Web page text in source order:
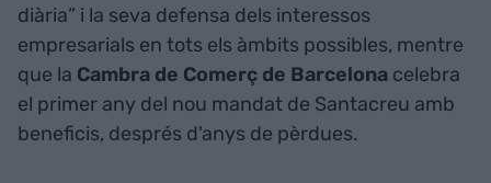
diària” i la seva defensa dels interessos
empresarials en tots els àmbits possibles, mentre
que la Cambra de Comerç de Barcelona celebra
el primer any del nou mandat de Santacreu amb
beneficis, després d'anys de pèrdues.